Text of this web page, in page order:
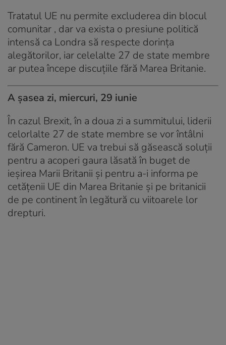
Tratatul UE nu permite excluderea din blocul
comunitar , dar va exista o presiune politică
intensă ca Londra să respecte dorinţa
alegătorilor, iar celelalte 27 de state membre
ar putea începe discuţiile fără Marea Britanie.
A șasea zi, miercuri, 29 iunie
În cazul Brexit, în a doua zi a summitului, liderii
celorlalte 27 de state membre se vor întâlni
fără Cameron. UE va trebui să găsească soluţii
pentru a acoperi gaura lăsată în buget de
ieşirea Marii Britanii şi pentru a-i informa pe
cetăţenii UE din Marea Britanie şi pe britanicii
de pe continent în legătură cu viitoarele lor
drepturi.